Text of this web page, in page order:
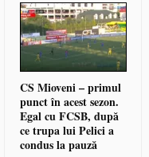
CS Mioveni – primul
punct în acest sezon.
Egal cu FCSB, după
ce trupa lui Pelici a
condus la pauză